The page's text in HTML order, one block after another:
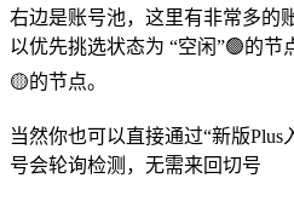
右边是账号池，这里有非常多的
以优先挑选状态为 “空闲”🟢的节
🟡的节点。
当然你也可以直接通过“新版
号会轮询检测，无需来回切号